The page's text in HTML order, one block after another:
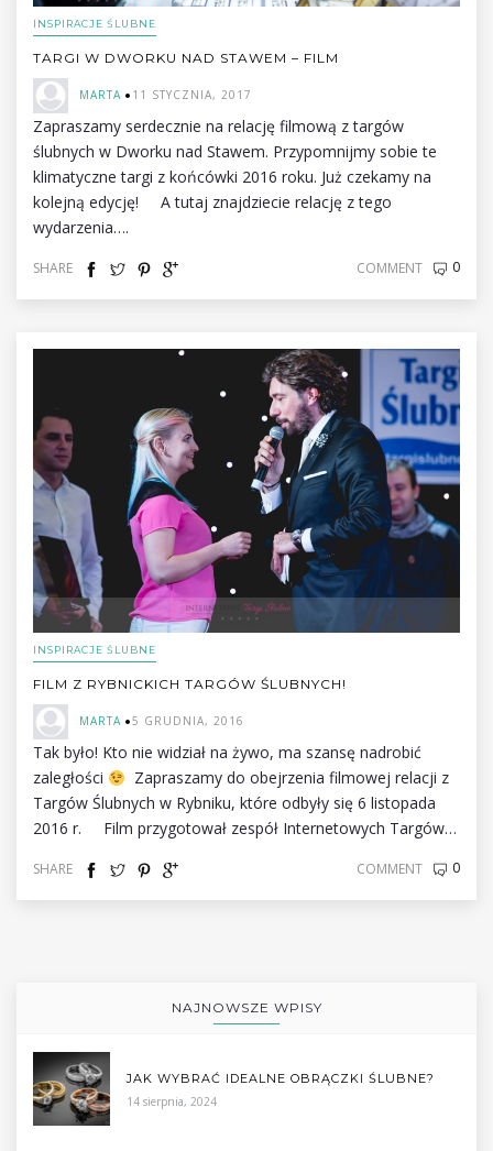
INSPIRACJE ŚLUBNE
TARGI W DWORKU NAD STAWEM – FILM
MARTA 11 STYCZNIA, 2017
Zapraszamy serdecznie na relację filmową z targów
ślubnych w Dworku nad Stawem. Przypomnijmy sobie te
klimatyczne targi z końcówki 2016 roku. Już czekamy na
kolejną edycję! A tutaj znajdziecie relację z tego
wydarzenia….
SHARE COMMENT 0
INSPIRACJE ŚLUBNE
FILM Z RYBNICKICH TARGÓW ŚLUBNYCH!
MARTA 5 GRUDNIA, 2016
Tak było! Kto nie widział na żywo, ma szansę nadrobić
zaległości
Zapraszamy do obejrzenia filmowej relacji z
Targów Ślubnych w Rybniku, które odbyły się 6 listopada
2016 r. Film przygotował zespół Internetowych Targów…
SHARE COMMENT 0
NAJNOWSZE WPISY
JAK WYBRAĆ IDEALNE OBRĄCZKI ŚLUBNE?
14 sierpnia, 2024